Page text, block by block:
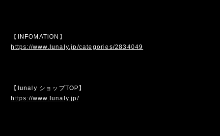
【INFOMATION】
https://www.lunaly.jp/categories/2834049
【lunaly ショップTOP】
https://www.lunaly.jp/